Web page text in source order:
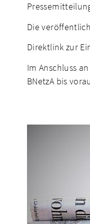
Die
Direktlink zur
Im Anschluss
BNetzA bis